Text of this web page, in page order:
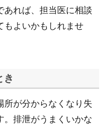
あれば、担当医に相談
もよいかもしれませ
き
所が分からなくなり失
。排泄がうまくいかな